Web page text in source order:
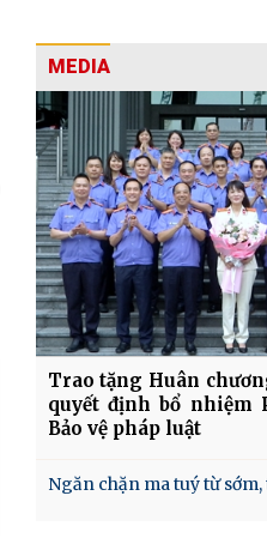
MEDIA
Trao tặng Huân
quyết định bổ nhiệm
Bảo vệ pháp luật
Ngăn chặn ma tuý từ sớm,